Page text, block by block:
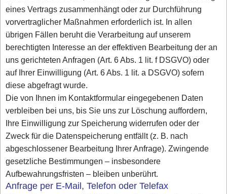
eines Vertrags zusammenhängt oder zur Durchführung
vorvertraglicher Maßnahmen erforderlich ist. In allen
übrigen Fällen beruht die Verarbeitung auf unserem
berechtigten Interesse an der effektiven Bearbeitung der an
uns gerichteten Anfragen (Art. 6 Abs. 1 lit. f DSGVO) oder
auf Ihrer Einwilligung (Art. 6 Abs. 1 lit. a DSGVO) sofern
diese abgefragt wurde.
Die von Ihnen im Kontaktformular eingegebenen Daten
verbleiben bei uns, bis Sie uns zur Löschung auffordern,
Ihre Einwilligung zur Speicherung widerrufen oder der
Zweck für die Datenspeicherung entfällt (z. B. nach
abgeschlossener Bearbeitung Ihrer Anfrage). Zwingende
gesetzliche Bestimmungen – insbesondere
Aufbewahrungsfristen – bleiben unberührt.
Anfrage per E-Mail, Telefon oder Telefax